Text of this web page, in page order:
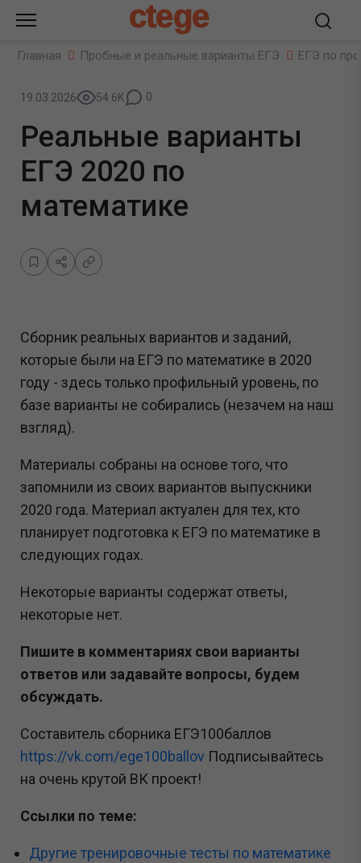
ctege
Главная Пробные и реальные варианты ЕГЭ ЕГЭ по
19.03.2026 54.6K 0
Реальные варианты
ЕГЭ 2020 по
математике
Сборник реальных вариантов и заданий,
которые были на ЕГЭ по математике в 2020
году - здесь только профильный уровень, по
базе варианты не собирались (незачем на наш
взгляд).
Материалы собраны на основе того, что
запомнили из своих вариантов выпускники
2020 года. Материал актуален для тех, кто
планирует подготовка к ЕГЭ по математике в
следующих годах.
Некоторые варианты содержат ответы,
некоторые нет.
Пишите в комментариях свои варианты
ответов или задавайте вопросы, будем
обсуждать.
Составитель сборника ЕГЭ100баллов
https://vk.com/ege100ballov Подписывайтесь
на очень крутой ВК проект!
Ссылки по теме:
Другие тренировочные тесты по математике